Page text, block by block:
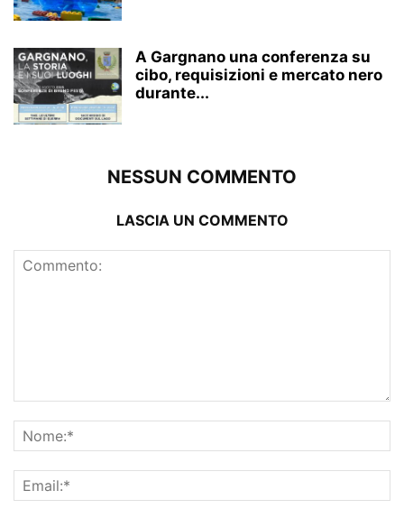
A Gargnano una conferenza su
cibo, requisizioni e mercato nero
durante...
NESSUN COMMENTO
LASCIA UN COMMENTO